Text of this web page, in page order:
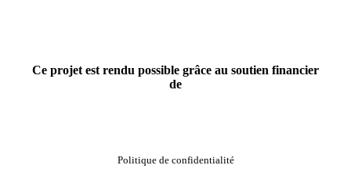
Ce projet est rendu possible grâce au soutien financier
de
Politique de confidentialité